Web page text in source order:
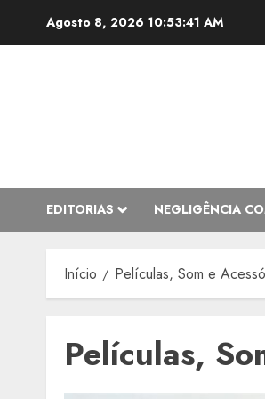
Agosto 8, 2026 10:53:41 AM
EDITORIAS NEGLIGÊNCIA
Início Películas, Som e
Películas,